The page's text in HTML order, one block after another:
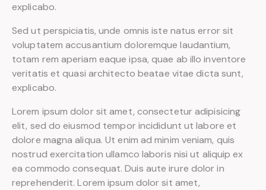
explicabo.
Sed ut perspiciatis, unde omnis iste natus error sit
voluptatem accusantium doloremque laudantium,
totam rem aperiam eaque ipsa, quae ab illo inventore
veritatis et quasi architecto beatae vitae dicta sunt,
explicabo.
Lorem ipsum dolor sit amet, consectetur adipisicing
elit, sed do eiusmod tempor incididunt ut labore et
dolore magna aliqua. Ut enim ad minim veniam, quis
nostrud exercitation ullamco laboris nisi ut aliquip ex
ea commodo consequat. Duis aute irure dolor in
reprehenderit. Lorem ipsum dolor sit amet,